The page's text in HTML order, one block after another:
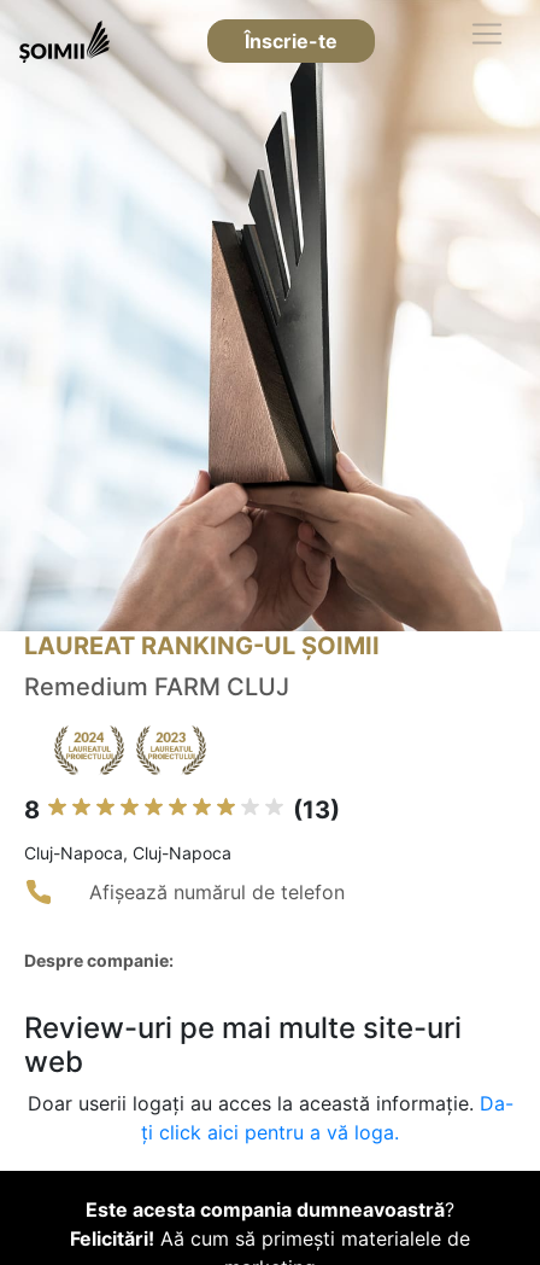
Înscrie-te
LAUREAT RANKING-UL ȘOIMII
Remedium FARM CLUJ
8 (13)
Cluj-Napoca, Cluj-Napoca
Afișează numărul de telefon
Despre companie:
Review-uri pe mai multe site-uri
web
Doar userii logați au acces la această informație. Da-
ți click aici pentru a vă loga.
Este acesta compania dumneavoastră?
Felicitări! Aă cum să primești materialele de